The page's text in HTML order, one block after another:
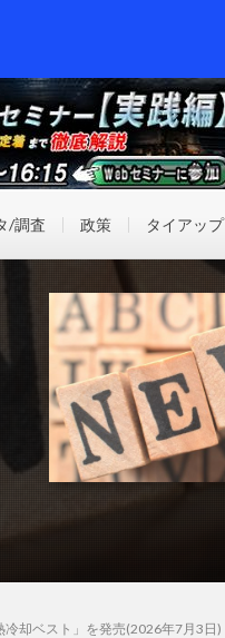
/調査 政策 タイアップ
却ベスト」を発売(2026年7月3日)